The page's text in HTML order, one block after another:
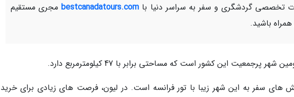
تخصصی گردشگری و سفر به سراسر دنیا با bestcanadatours.comمجری مستقیم
باشید.
این کشور است که مساحتی برابر با 47 کیلومترمربع دارد.
های سفر به این شهر زیبا با تور فرانسه است. در لیون، فرصت های زیادی برای خرید